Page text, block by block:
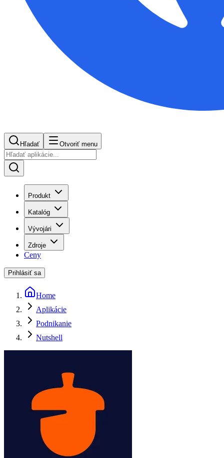
Hľadať Otvoriť menu
Produkt
Katalóg
Vývojári
Zdroje
Ceny
Prihlásiť sa
Home
Aplikácie
Podnikanie
Nutshell